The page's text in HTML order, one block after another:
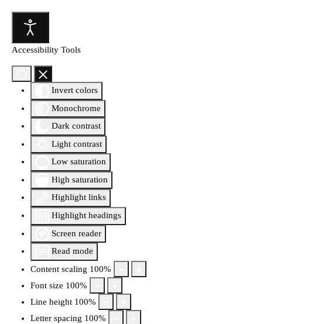
Accessibility Tools
Invert colors
Monochrome
Dark contrast
Light contrast
Low saturation
High saturation
Highlight links
Highlight headings
Screen reader
Read mode
Content scaling 100%
Font size 100%
Line height 100%
Letter spacing 100%